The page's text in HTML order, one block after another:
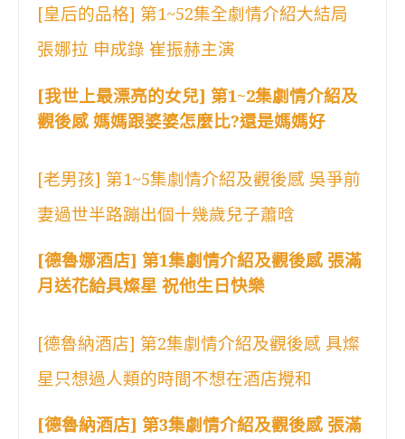
[皇后的品格] 第1~52集全劇情介紹大結局
張娜拉 申成錄 崔振赫主演
[我世上最漂亮的女兒] 第1~2集劇情介紹及
觀後感 媽媽跟婆婆怎麼比?還是媽媽好
[老男孩] 第1~5集劇情介紹及觀後感 吳爭前
妻過世半路蹦出個十幾歲兒子蕭晗
[德魯娜酒店] 第1集劇情介紹及觀後感 張滿
月送花給具燦星 祝他生日快樂
[德魯納酒店] 第2集劇情介紹及觀後感 具燦
星只想過人類的時間不想在酒店攪和
[德魯納酒店] 第3集劇情介紹及觀後感 張滿